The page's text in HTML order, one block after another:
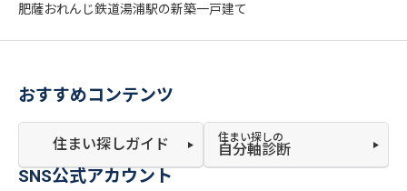
肥薩おれんじ鉄道湯浦駅の新築一戸建て
おすすめコンテンツ
住まい探しガイド 住まい探しの
自分軸診断
SNS公式アカウント